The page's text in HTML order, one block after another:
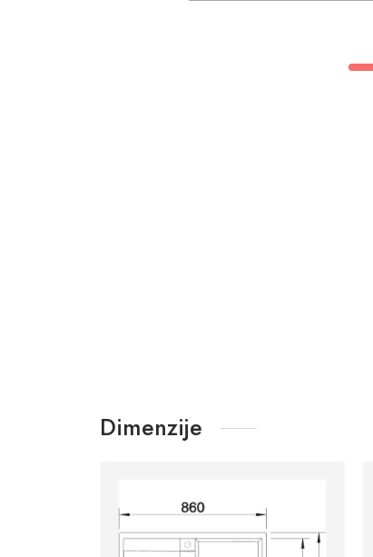
Dimenzije